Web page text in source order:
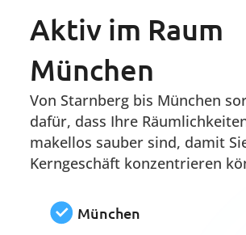
Anspruch nehmen, ist unser
Arbeitsumfeld deutlich
geworden. Wir schätzen ihre
Professionalität und
sehr.